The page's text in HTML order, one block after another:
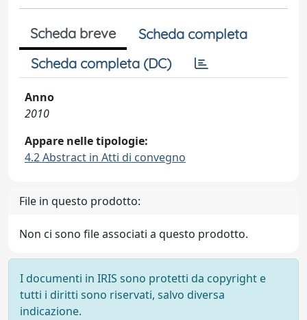
Scheda breve
Scheda completa
Scheda completa (DC)
Anno
2010
Appare nelle tipologie:
4.2 Abstract in Atti di convegno
File in questo prodotto:
Non ci sono file associati a questo prodotto.
I documenti in IRIS sono protetti da copyright e
tutti i diritti sono riservati, salvo diversa
indicazione.